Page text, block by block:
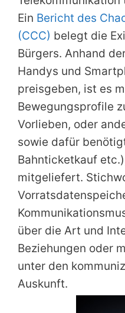
Ein Bericht des
(CCC) belegt die
Bürgers. Anhand
Handys und
preisgeben, ist es
Bewegungsprofile
Vorlieben, oder
sowie dafür
Bahnticketkauf
mitgeliefert.
über die Art und
Beziehungen oder
unter den
Auskunft.